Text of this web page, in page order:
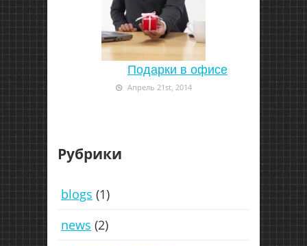
Подарки в офисе
Апрель 21st, 2014
Рубрики
blogs (1)
news (2)